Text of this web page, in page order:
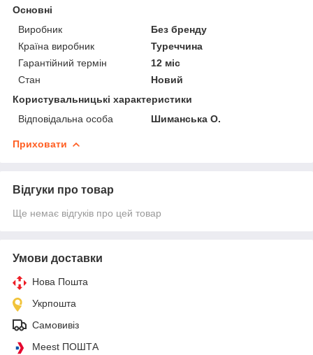
Основні
Виробник
Без бренду
Країна виробник
Туреччина
Гарантійний термін
12 міс
Стан
Новий
Користувальницькі характеристики
Відповідальна особа
Шиманська О.
Приховати
Відгуки про товар
Ще немає відгуків про цей товар
Умови доставки
Нова Пошта
Укрпошта
Самовивіз
Meest ПОШТА